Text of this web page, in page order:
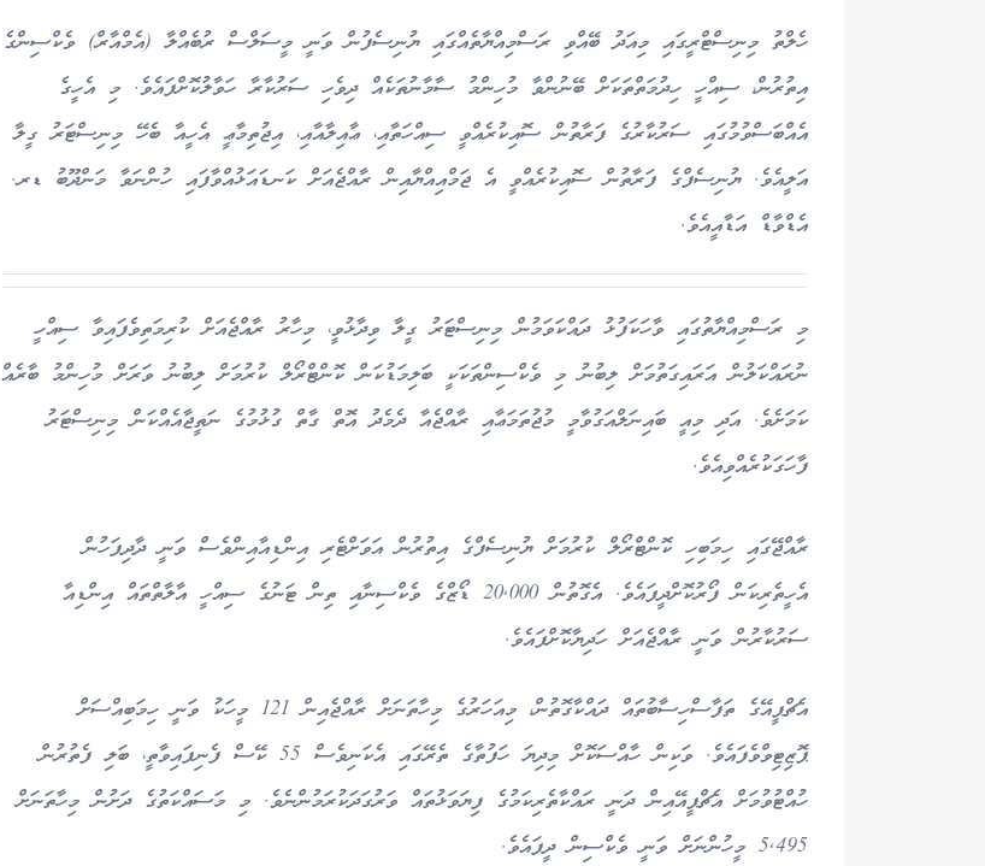
ހެލްތު މިނިސްޓްރީގައި މިއަދު ބޭއްވި ރަސްމިއްޔާތެއްގައި ޔުނިސެފުން ވަނީ މީސަލްސް ރުބެއްލާ (އެމްއާރް) ވެކްސިންގެ
އިތުރުން، ސިއްހީ ހިދުމަތްތަކަށް ބޭނުންވާ މުހިންމު ސާމާނުތަކެއް ދިވެހި ސަރުކާރާ ހަވާލުކޮށްފައެވެ. މި އެހީގެ
އެއްބަސްވުމުގައި ސަރުކާރުގެ ފަރާތުން ސޮއިކުރެއްވީ ސިއްހަތާއި، ޢާއިލާއާއި، އިޖުތިމާޢީ އެހީއާ ބެހޭ މިނިސްޓަރު ގީލާ
އަލީއެވެ. ޔުނިސެފްގެ ފަރާތުން ސޮއިކުރެއްވީ އެ ޖަމްއިއްޔާއިން ރާއްޖެއަށް ކަނޑައަޅުއްވާފައި ހުންނަވާ މަންދޫބު ޑރ.
އެޑްވާޑް އަޑާއީއެވެ.
މި ރަސްމިއްޔާތުގައި ވާހަކަފުޅު ދައްކަވަމުން މިނިސްޓަރު ގީލާ ވިދާޅުވީ، މިހާރު ރާއްޖެއަށް ކުރިމަތިވެފައިވާ ސިއްހީ
ނުރައްކަލުން އަރައިގަތުމަށް ލިބުނު މި ވެކްސިންތަކަކީ ބަލިމަޑުކަން ކޮންޓްރޯލް ކުރުމަށް ލިބުނު ވަރަށް މުހިންމު ބާރެއް
ކަމަށެވެ. އަދި މިއީ ބައިނަލްއަގުވާމީ މުޖުތަމަޢާއި ރާއްޖެއާ ދެމެދު އޮތް ގާތް ގުޅުމުގެ ނަތީޖާއެއްކަން މިނިސްޓަރު
ފާހަގަކުރެއްވިއެވެ.
ރާއްޖޭގައި ހިމަބިހި ކޮންޓްރޯލް ކުރުމަށް ޔުނިސެފްގެ އިތުރުން އަވަށްޓެރި އިންޑިއާއިންވެސް ވަނީ ދާދިފަހުން
އެހީތެރިކަން ފޯރުކޮށްދީފައެވެ. އެގޮތުން 20,000 ޑޯޒްގެ ވެކްސިނާއި ތިން ޓަނުގެ ސިއްހީ އާލާތްތައް އިންޑިއާ
ސަރުކާރުން ވަނީ ރާއްޖެއަށް ހަދިޔާކޮށްފައެވެ.
އެޗްޕީއޭގެ ތަފާސްހިސާބުތައް ދައްކާގޮތުން، މިއަހަރުގެ މިހާތަނަށް ރާއްޖެއިން 121 މީހަކު ވަނީ ހިމަބިއްސަށް
ޕޮޒިޓިވްވެފައެވެ. ވަކިން ހާއްސަކޮށް މިދިޔަ ހަފުތާގެ ތެރޭގައި އެކަނިވެސް 55 ކޭސް ފެނިފައިވާތީ، ބަލި ފެތުރުން
ހުއްޓުވުމަށް އެޗްޕީއޭއިން ދަނީ ރައްކާތެރިކަމުގެ ފިޔަވަޅުތައް ވަރުގަދަކުރަމުންނެވެ. މި މަސައްކަތުގެ ދަށުން މިހާތަނަށް
5,495 މީހުންނަށް ވަނީ ވެކްސިން ދީފައެވެ.